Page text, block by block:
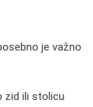
je važno
zid ili stolicu